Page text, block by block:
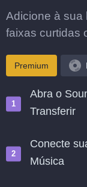
Adicione à sua
faixas curtidas
Premium
Abra o
Transferir
Conecte
Música